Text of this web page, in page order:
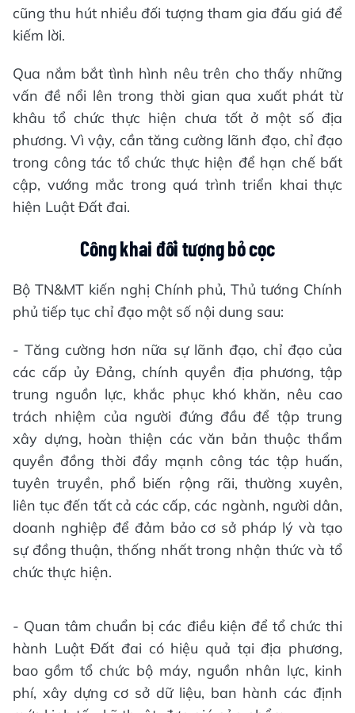
cũng thu hút nhiều đối tượng tham gia đấu giá để
kiếm lời.
Qua nắm bắt tình hình nêu trên cho thấy những
vấn đề nổi lên trong thời gian qua xuất phát từ
khâu tổ chức thực hiện chưa tốt ở một số địa
phương. Vì vậy, cần tăng cường lãnh đạo, chỉ đạo
trong công tác tổ chức thực hiện để hạn chế bất
cập, vướng mắc trong quá trình triển khai thực
hiện Luật Đất đai.
Công khai đối tượng bỏ cọc
Bộ TN&MT kiến nghị Chính phủ, Thủ tướng Chính
phủ tiếp tục chỉ đạo một số nội dung sau:
- Tăng cường hơn nữa sự lãnh đạo, chỉ đạo của
các cấp ủy Đảng, chính quyền địa phương, tập
trung nguồn lực, khắc phục khó khăn, nêu cao
trách nhiệm của người đứng đầu để tập trung
xây dựng, hoàn thiện các văn bản thuộc thẩm
quyền đồng thời đẩy mạnh công tác tập huấn,
tuyên truyền, phổ biến rộng rãi, thường xuyên,
liên tục đến tất cả các cấp, các ngành, người dân,
doanh nghiệp để đảm bảo cơ sở pháp lý và tạo
sự đồng thuận, thống nhất trong nhận thức và tổ
chức thực hiện.
- Quan tâm chuẩn bị các điều kiện để tổ chức thi
hành Luật Đất đai có hiệu quả tại địa phương,
bao gồm tổ chức bộ máy, nguồn nhân lực, kinh
phí, xây dựng cơ sở dữ liệu, ban hành các định